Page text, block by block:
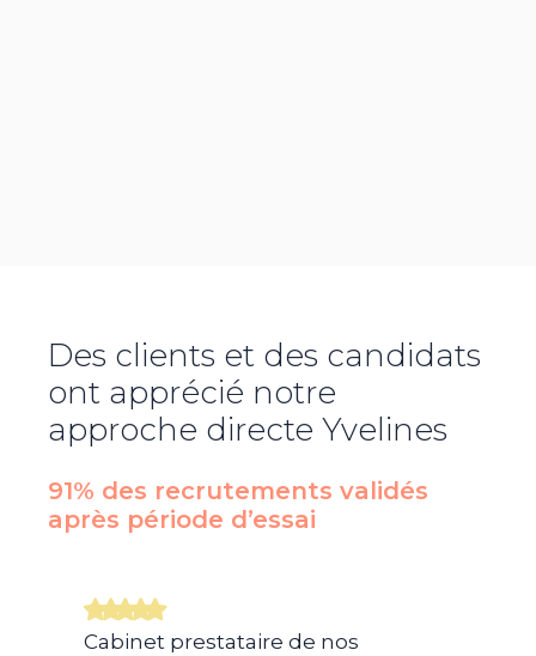
Des clients et des candidats
ont apprécié notre
approche directe Yvelines
91% des recrutements validés
après période d’essai​
Cabinet prestataire de nos